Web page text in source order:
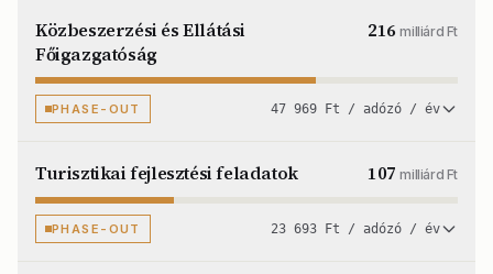
Közbeszerzési és Ellátási
Főigazgatóság
216milliárd Ft
PHASE-OUT 47 969 Ft / adózó / év
Turisztikai fejlesztési feladatok 107milliárd Ft
PHASE-OUT 23 693 Ft / adózó / év